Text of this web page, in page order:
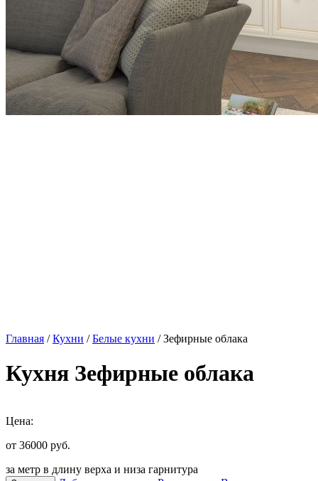
Главная /Кухни /Белые кухни / Зефирные облака
Кухня Зефирные облака
Цена:
от 36000 руб.
за метр в длину верха и низа гарнитура